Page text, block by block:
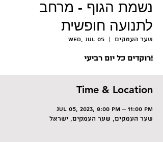
נשמת הגוף - מרחב
לתנועה חופשית
Wed, Jul 05
  |
שער העמקים
רוקדים כל יום רביעי!
Time & Location
Jul 05, 2023, 8:00 PM – 11:00 PM
שער העמקים, שער העמקים, ישראל